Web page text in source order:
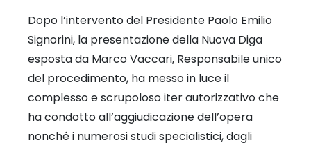
Dopo l’intervento del Presidente Paolo Emilio
Signorini, la presentazione della Nuova Diga
esposta da Marco Vaccari, Responsabile unico
del procedimento, ha messo in luce il
complesso e scrupoloso iter autorizzativo che
ha condotto all’aggiudicazione dell’opera
nonché i numerosi studi specialistici, dagli